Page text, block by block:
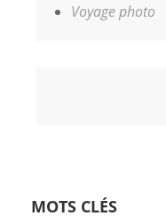
Voyage photo
MOTS CLÉS